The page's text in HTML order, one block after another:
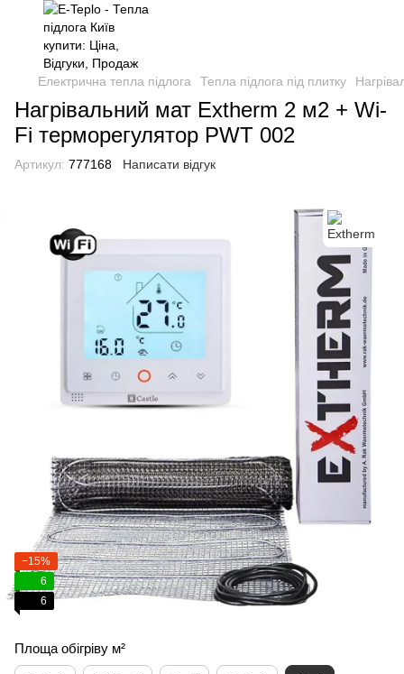
Електрична тепла підлога Тепла підлога під плитку
Нагрівальний мат Extherm 2 м2 + Wi-
Fi терморегулятор PWT 002
Артикул: 777168 Написати відгук
−15%
6
6
Площа обігріву м²